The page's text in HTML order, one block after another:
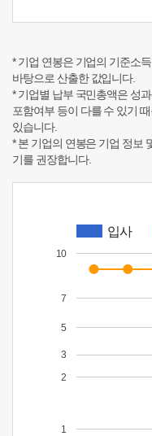
* 기업 연봉은 기업의 기준소
바탕으로 산출한 값입니다.
* 기업별 납부 국민총액은 성
포함여부 등이 다를 수 있기
있습니다.
* 본 기업의 연봉은 기업 정보
기를 권장합니다.
입사
1
2
3
5
7
10